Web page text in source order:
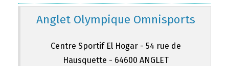
Anglet Olympique Omnisports
Centre Sportif El Hogar - 54 rue de
Hausquette - 64600 ANGLET